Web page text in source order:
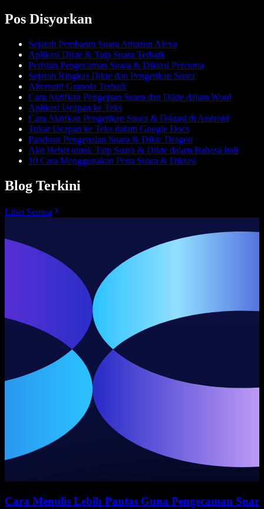
Pos Disyorkan
Sejarah Pembantu Suara Amazon Alexa
Aplikasi Dikte & Taip Suara Terbaik
Perisian Pengecaman Suara & Diktasi Percuma
Sejarah Ringkas Dikte dan Pengetikan Suara
Alternatif Granola Terbaik
Cara Aktifkan Pengejaan Suara dan Dikte dalam Word
Aplikasi Ucapan ke Teks
Cara Aktifkan Pengetikan Suara & Diktasi di Android
Tukar Ucapan ke Teks dalam Google Docs
Panduan Pengenalan Suara & Dikte Dragon
Alat Hebat untuk Taip Suara & Dikte dalam Bahasa Itali
10 Cara Menggunakan Pena Suara & Diktasi
Blog Terkini
Lihat Semua
Cara Menulis Lebih Pantas Guna Pengecaman